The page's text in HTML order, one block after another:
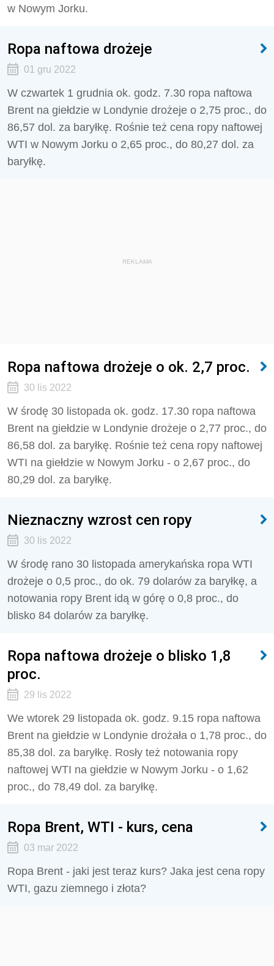
w Nowym Jorku.
Ropa naftowa drożeje
01 gru 2022
W czwartek 1 grudnia ok. godz. 7.30 ropa naftowa
Brent na giełdzie w Londynie drożeje o 2,75 proc., do
86,57 dol. za baryłkę. Rośnie też cena ropy naftowej
WTI w Nowym Jorku o 2,65 proc., do 80,27 dol. za
baryłkę.
REKLAMA
Ropa naftowa drożeje o ok. 2,7 proc.
30 lis 2022
W środę 30 listopada ok. godz. 17.30 ropa naftowa
Brent na giełdzie w Londynie drożeje o 2,77 proc., do
86,58 dol. za baryłkę. Rośnie też cena ropy naftowej
WTI na giełdzie w Nowym Jorku - o 2,67 proc., do
80,29 dol. za baryłkę.
Nieznaczny wzrost cen ropy
30 lis 2022
W środę rano 30 listopada amerykańska ropa WTI
drożeje o 0,5 proc., do ok. 79 dolarów za baryłkę, a
notowania ropy Brent idą w górę o 0,8 proc., do
blisko 84 dolarów za baryłkę.
Ropa naftowa drożeje o blisko 1,8
proc.
29 lis 2022
We wtorek 29 listopada ok. godz. 9.15 ropa naftowa
Brent na giełdzie w Londynie drożała o 1,78 proc., do
85,38 dol. za baryłkę. Rosły też notowania ropy
naftowej WTI na giełdzie w Nowym Jorku - o 1,62
proc., do 78,49 dol. za baryłkę.
Ropa Brent, WTI - kurs, cena
03 mar 2022
Ropa Brent - jaki jest teraz kurs? Jaka jest cena ropy
WTI, gazu ziemnego i złota?